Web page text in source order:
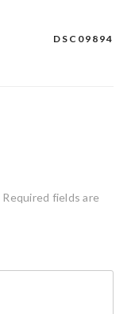
DSC09894
Required fields are